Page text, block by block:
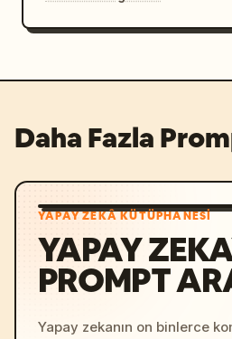
Daha Fazla
YAPAY ZEKÂ KÜTÜPHANESI
YAPAY
PROMPT
Yapay zekanın on binlerce